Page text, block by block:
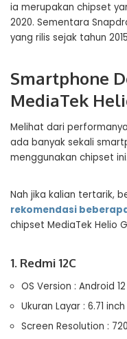
ia merupakan chipset
2020. Sementara
yang rilis sejak tahun
Smartphone
MediaTek
Melihat dari
ada banyak sekali
menggunakan chipset ini.
Nah jika kalian tertarik,
rekomendasi
chipset MediaTek Helio
1. Redmi 12C
OS Version : Android 12
Ukuran Layar : 6.71 inch
Screen Resolution :